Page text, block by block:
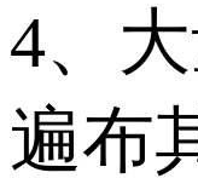
4、
遍布